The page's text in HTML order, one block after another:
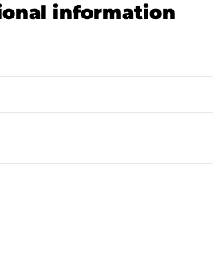
information